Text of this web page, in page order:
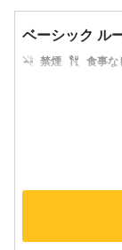
ベーシック ル
禁煙 食事な